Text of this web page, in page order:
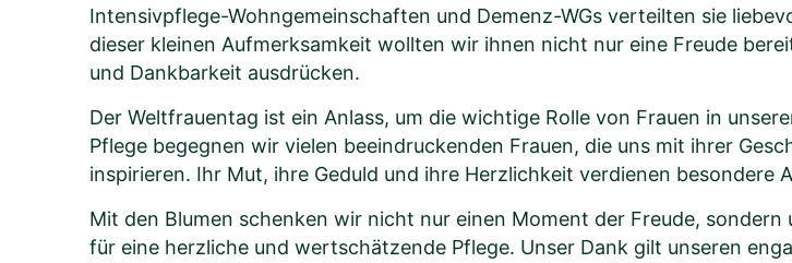
Intensivpflege-Wohngemeinschaften und Demenz-WGs verteilten sie
dieser kleinen Aufmerksamkeit wollten wir ihnen nicht nur eine Freude
und Dankbarkeit ausdrücken.
Der Weltfrauentag ist ein Anlass, um die wichtige Rolle von Frauen in
Pflege begegnen wir vielen beeindruckenden Frauen, die uns mit ihrer
inspirieren. Ihr Mut, ihre Geduld und ihre Herzlichkeit verdienen besondere
Mit den Blumen schenken wir nicht nur einen Moment der Freude,
für eine herzliche und wertschätzende Pflege. Unser Dank gilt unseren